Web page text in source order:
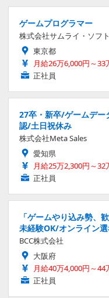
ゲームプログラマー
株式会社サムライ・ソフト
東京都
月給26万6,000円～33
正社員
27卒・新卒/ゲームデー
認/土日祝休み
株式会社Meta Sales
愛知県
月給25万2,300円～32
正社員
「ゲームやり込み勢、
未経験OK/オンライン
BCC株式会社
大阪府
月給40万4,000円～44
正社員